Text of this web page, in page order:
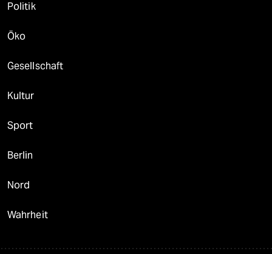
Politik
Öko
Gesellschaft
Kultur
Sport
Berlin
Nord
Wahrheit